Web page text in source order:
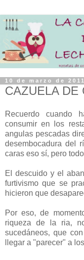
10 de marzo de 2011
CAZUELA DE
Recuerdo cuando
consumir en los
angulas pescadas
desembocadura del
caras eso sí, pero
El descuido y el
furtivismo que se
hicieron que
Por eso, de
riqueza de la ria,
sucedáneos, que
llegar a "parecer" a